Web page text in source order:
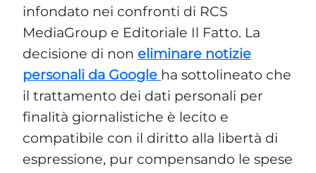
infondato nei confronti di RCS
MediaGroup e Editoriale Il Fatto. La
decisione di non eliminare notizie
personali da Google ha sottolineato che
il trattamento dei dati personali per
finalità giornalistiche è lecito e
compatibile con il diritto alla libertà di
espressione, pur compensando le spese